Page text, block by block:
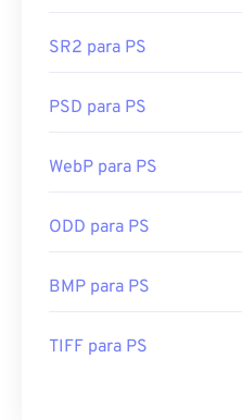
SR2 para PS
PSD para PS
WebP para PS
ODD para PS
BMP para PS
TIFF para PS